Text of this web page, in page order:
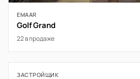
EMAAR
Golf Grand
22 в продаже
ЗАСТРОЙЩИК